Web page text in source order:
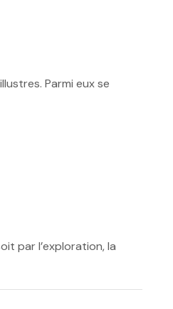
Parmi eux se
par l’exploration, la